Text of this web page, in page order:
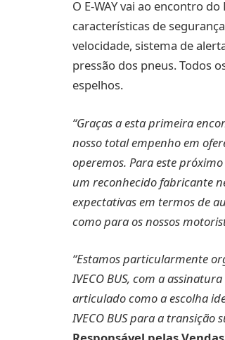
O E-WAY vai ao encontro
características de
velocidade, sistema de
pressão dos pneus. Todos
espelhos.
“Graças a esta primeira
nosso total empenho em
operemos. Para este próximo
um reconhecido fabricante
expectativas em termos de
como para os nossos
“Estamos particularmente
IVECO BUS, com a
articulado como a escolha
IVECO BUS para a transição